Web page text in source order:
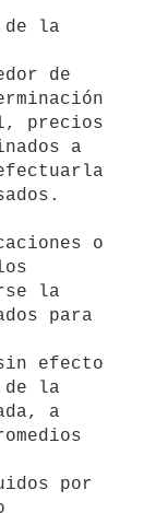
de la
de
precios
a
la
para
efecto
de la
a
por